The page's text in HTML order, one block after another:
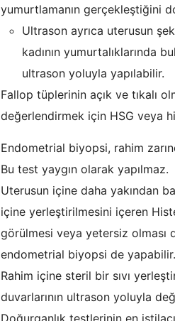
yumurtlamanın gerçekleştiğini
Ultrason ayrıca uterusun
kadının yumurtalıklarında
ultrason yoluyla yapılabilir.
Fallop tüplerinin açık ve tıkalı
değerlendirmek için HSG veya
Endometrial biyopsi, rahim
Bu test yaygın olarak yapılmaz.
Uterusun içine daha yakından
içine yerleştirilmesini içeren
görülmesi veya yetersiz olması
endometrial biyopsi de yapabilir.
Rahim içine steril bir sıvı
duvarlarının ultrason yoluyla
Doğurganlık testlerinin en